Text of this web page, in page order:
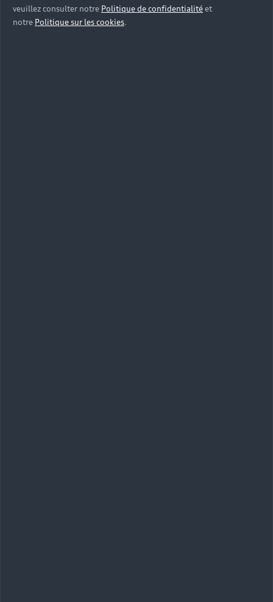
veuillez consulter notre Politique de confidentialitéet
notre Politique sur les cookies.